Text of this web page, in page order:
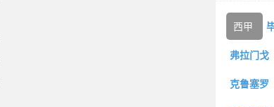
西甲
弗拉门戈
克鲁塞罗